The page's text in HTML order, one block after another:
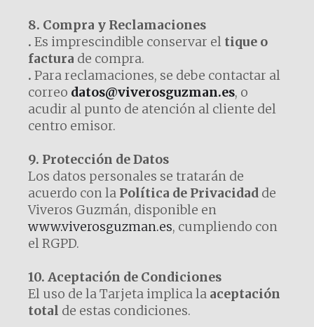
8. Compra y Reclamaciones
. Es imprescindible conservar el tique o
factura de compra.
. Para reclamaciones, se debe contactar al
correo datos@viverosguzman.es, o
acudir al punto de atención al cliente del
centro emisor.
9. Protección de Datos
Los datos personales se tratarán de
acuerdo con la Política de Privacidad de
Viveros Guzmán, disponible en
www.viverosguzman.es, cumpliendo con
el RGPD.
10. Aceptación de Condiciones
El uso de la Tarjeta implica la aceptación
total de estas condiciones.